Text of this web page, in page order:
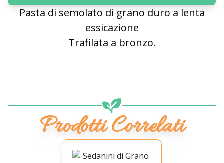
Pasta di semolato di grano duro a lenta
essicazione
Trafilata a bronzo.
Prodotti Correlati